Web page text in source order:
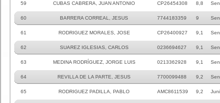
59 CUBAS CABRERA, JUAN ANTONIO CP26454308 8,8
60 BARRERA CORREAL, JESUS 7744183359 9
61 RODRIGUEZ MORALES, JOSE CP26400927 9,1
62 SUAREZ IGLESIAS, CARLOS 0236694627 9,1
63 MEDINA RODRÍGUEZ, JORGE LUIS 0213362928 9,1
64 REVILLA DE LA PARTE, JESUS 7700099488 9,2
65 RODRIGUEZ PADILLA, PABLO AMC8611539 9,2